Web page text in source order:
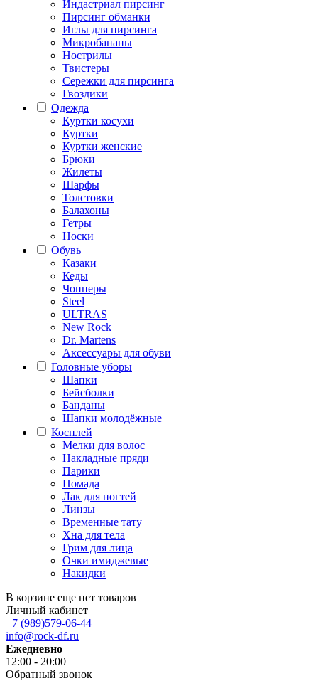
Индастриал пирсинг
Пирсинг обманки
Иглы для пирсинга
Микробананы
Нострилы
Твистеры
Сережки для пирсинга
Гвоздики
Одежда
Куртки косухи
Куртки
Куртки женские
Брюки
Жилеты
Шарфы
Толстовки
Балахоны
Гетры
Носки
Обувь
Казаки
Кеды
Чопперы
Steel
ULTRAS
New Rock
Dr. Martens
Аксессуары для обуви
Головные уборы
Шапки
Бейсболки
Банданы
Шапки молодёжные
Косплей
Мелки для волос
Накладные пряди
Парики
Помада
Лак для ногтей
Линзы
Временные тату
Хна для тела
Грим для лица
Очки имиджевые
Накидки
В корзине еще нет товаров
Личный кабинет
+7 (989)579-06-44
info@rock-df.ru
Ежедневно
12:00 - 20:00
Обратный звонок